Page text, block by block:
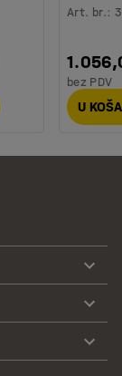
Art. br.:
bez PDV
U